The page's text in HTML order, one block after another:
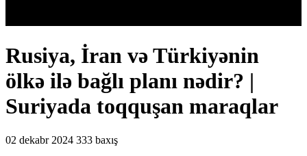
Rusiya, İran və Türkiyənin
ölkə ilə bağlı planı nədir? |
Suriyada toqquşan maraqlar
02 dekabr 2024 333 baxış